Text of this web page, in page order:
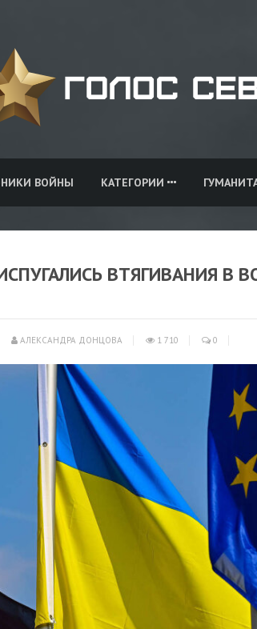
ВОЙНЫ КАТЕГОРИИ
ВТЯГИВАНИЯ В
АЛЕКСАНДРА ДОНЦОВА 1 710 0